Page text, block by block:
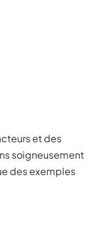
et des
soigneusement
des exemples